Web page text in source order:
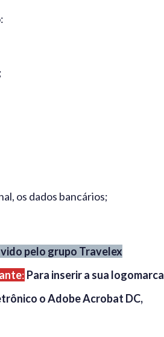
os dados bancários;
pelo grupo Travelex
: Para inserir a sua logomarca
o Adobe Acrobat DC,